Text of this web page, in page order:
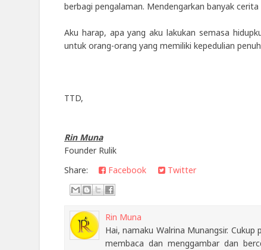
berbagi pengalaman. Mendengarkan banyak cerita
Aku harap, apa yang aku lakukan semasa
untuk orang-orang yang memiliki kepedulian
TTD,
Rin Muna
Founder Rulik
Share:
Facebook Twitter
Rin Muna
Hai, namaku Walrina Munangsir.
membaca dan menggambar dan